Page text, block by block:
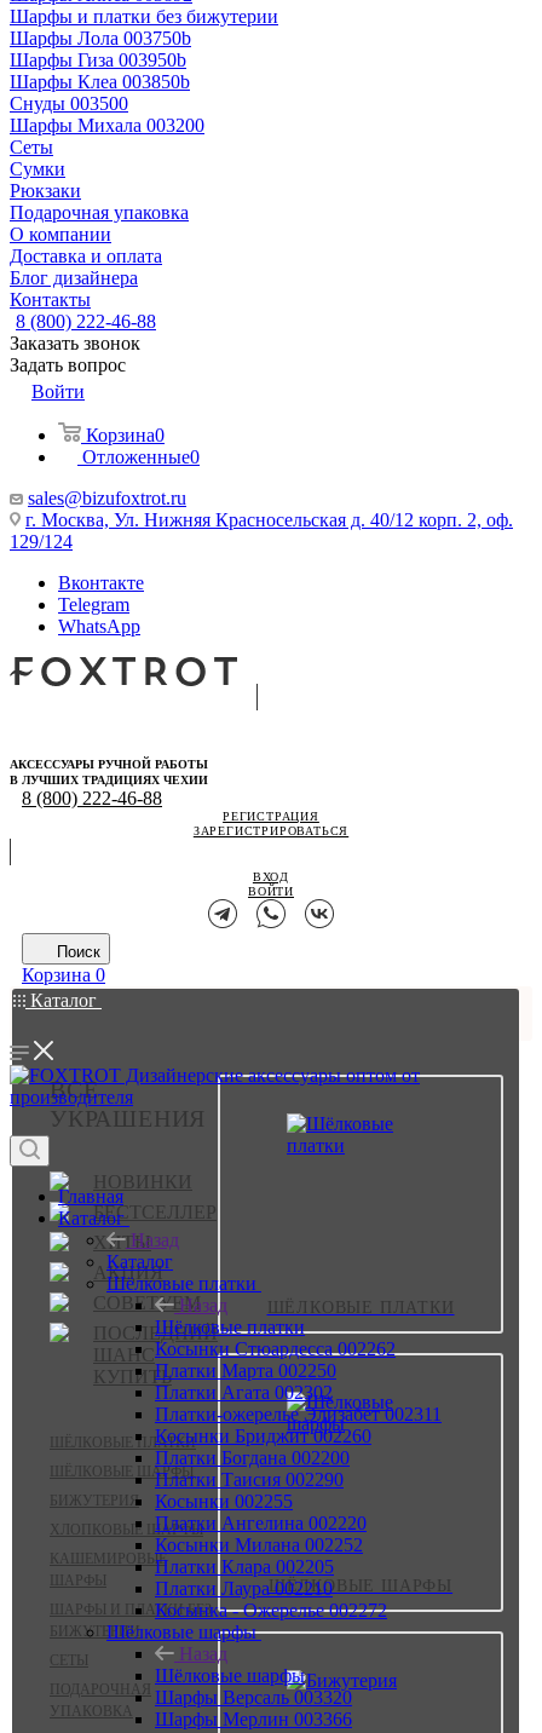
Шарфы и платки без бижутерии
Шарфы Лола 003750b
Шарфы Гиза 003950b
Шарфы Клеа 003850b
Снуды 003500
Шарфы Михала 003200
Сеты
Сумки
Рюкзаки
Подарочная упаковка
О компании
Доставка и оплата
Блог дизайнера
Контакты
8 (800) 222-46-88
Заказать звонок
Задать вопрос
Войти
Корзина0
Отложенные0
sales@bizufoxtrot.ru
г. Москва, Ул. Нижняя Красносельская д. 40/12 корп. 2, оф.
129/124
Вконтакте
Telegram
WhatsApp
АКСЕССУАРЫ РУЧНОЙ РАБОТЫ
В ЛУЧШИХ ТРАДИЦИЯХ ЧЕХИИ
8 (800) 222-46-88
РЕГИСТРАЦИЯ
ЗАРЕГИСТРИРОВАТЬСЯ
ВХОД
ВОЙТИ
Поиск
Корзина 0
Каталог
ВСЕ
УКРАШЕНИЯ
НОВИНКИ
БЕСТСЕЛЛЕР
ХИТЫ
АКЦИЯ
СОВЕТУЕМ
ПОСЛЕДНИЙ
ШАНС
КУПИТЬ
ШЁЛКОВЫЕ ПЛАТКИ
ШЁЛКОВЫЕ ШАРФЫ
БИЖУТЕРИЯ
ХЛОПКОВЫЕ ШАРФЫ
КАШЕМИРОВЫЕ
ШАРФЫ
ШАРФЫ И ПЛАТКИ БЕЗ
БИЖУТЕРИИ
СЕТЫ
ПОДАРОЧНАЯ
УПАКОВКА
ШЁЛКОВЫЕ ПЛАТКИ
ШЁЛКОВЫЕ ШАРФЫ
Главная
Каталог
Назад
Каталог
Шёлковые платки
Назад
Шёлковые платки
Косынки Стюардесса 002262
Платки Марта 002250
Платки Агата 002302
Платки-ожерелье Элизабет 002311
Косынки Бриджит 002260
Платки Богдана 002200
Платки Таисия 002290
Косынки 002255
Платки Ангелина 002220
Косынки Милана 002252
Платки Клара 002205
Платки Лаура 002210
Косынка - Ожерелье 002272
Шёлковые шарфы
Назад
Шёлковые шарфы
Шарфы Версаль 003320
Шарфы Мерлин 003366